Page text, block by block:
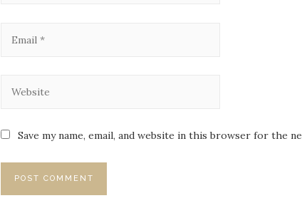
Save my name, email, and website in this browser for the